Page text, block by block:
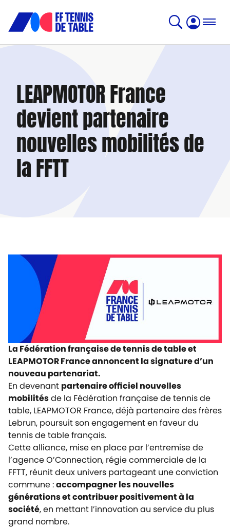
LEAPMOTOR France
devient partenaire
nouvelles mobilités de
la FFTT
La Fédération française de tennis de table et
LEAPMOTOR France annoncent la signature d’un
nouveau partenariat.
En devenant partenaire officiel nouvelles
mobilitésde la Fédération française de tennis de
table, LEAPMOTOR France, déjà partenaire des frères
Lebrun, poursuit son engagement en faveur du
tennis de table français.
Cette alliance, mise en place par l’entremise de
l’agence O’Connection, régie commerciale de la
FFTT, réunit deux univers partageant une conviction
commune :accompagner les nouvelles
générations et contribuer positivement à la
société, en mettant l’innovation au service du plus
grand nombre.